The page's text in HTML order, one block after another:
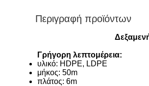
Περιγραφή προϊόντων
Γρήγορη λεπτομέρεια:
υλικό: HDPE, LDPE
μήκος: 50m
πλάτος: 6m